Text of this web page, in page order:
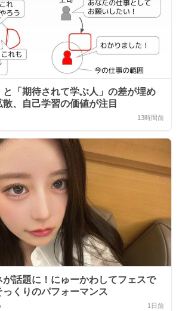
と「期待されて学ぶ人」の差が埋め
、自己学習の価値が注目
13時間前
話題に！にゅーかわしてフェスで
くりのパフォーマンス
1日前